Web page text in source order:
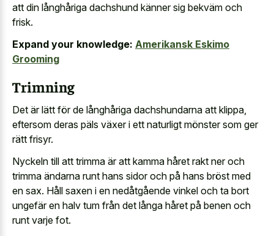
att din långhåriga dachshund känner sig bekväm och
frisk.
Expand your knowledge: Amerikansk Eskimo
Grooming
Trimning
Det är lätt för de långhåriga dachshundarna att klippa,
eftersom deras päls växer i ett naturligt mönster som ger
rätt frisyr.
Nyckeln till att trimma är att kamma håret rakt ner och
trimma ändarna runt hans sidor och på hans bröst med
en sax. Håll saxen i en nedåtgående vinkel och ta bort
ungefär en halv tum från det långa håret på benen och
runt varje fot.